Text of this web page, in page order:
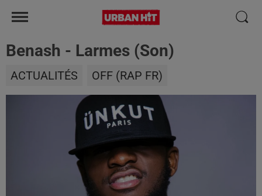
Benash - Larmes (Son)
ACTUALITÉS OFF (RAP FR)